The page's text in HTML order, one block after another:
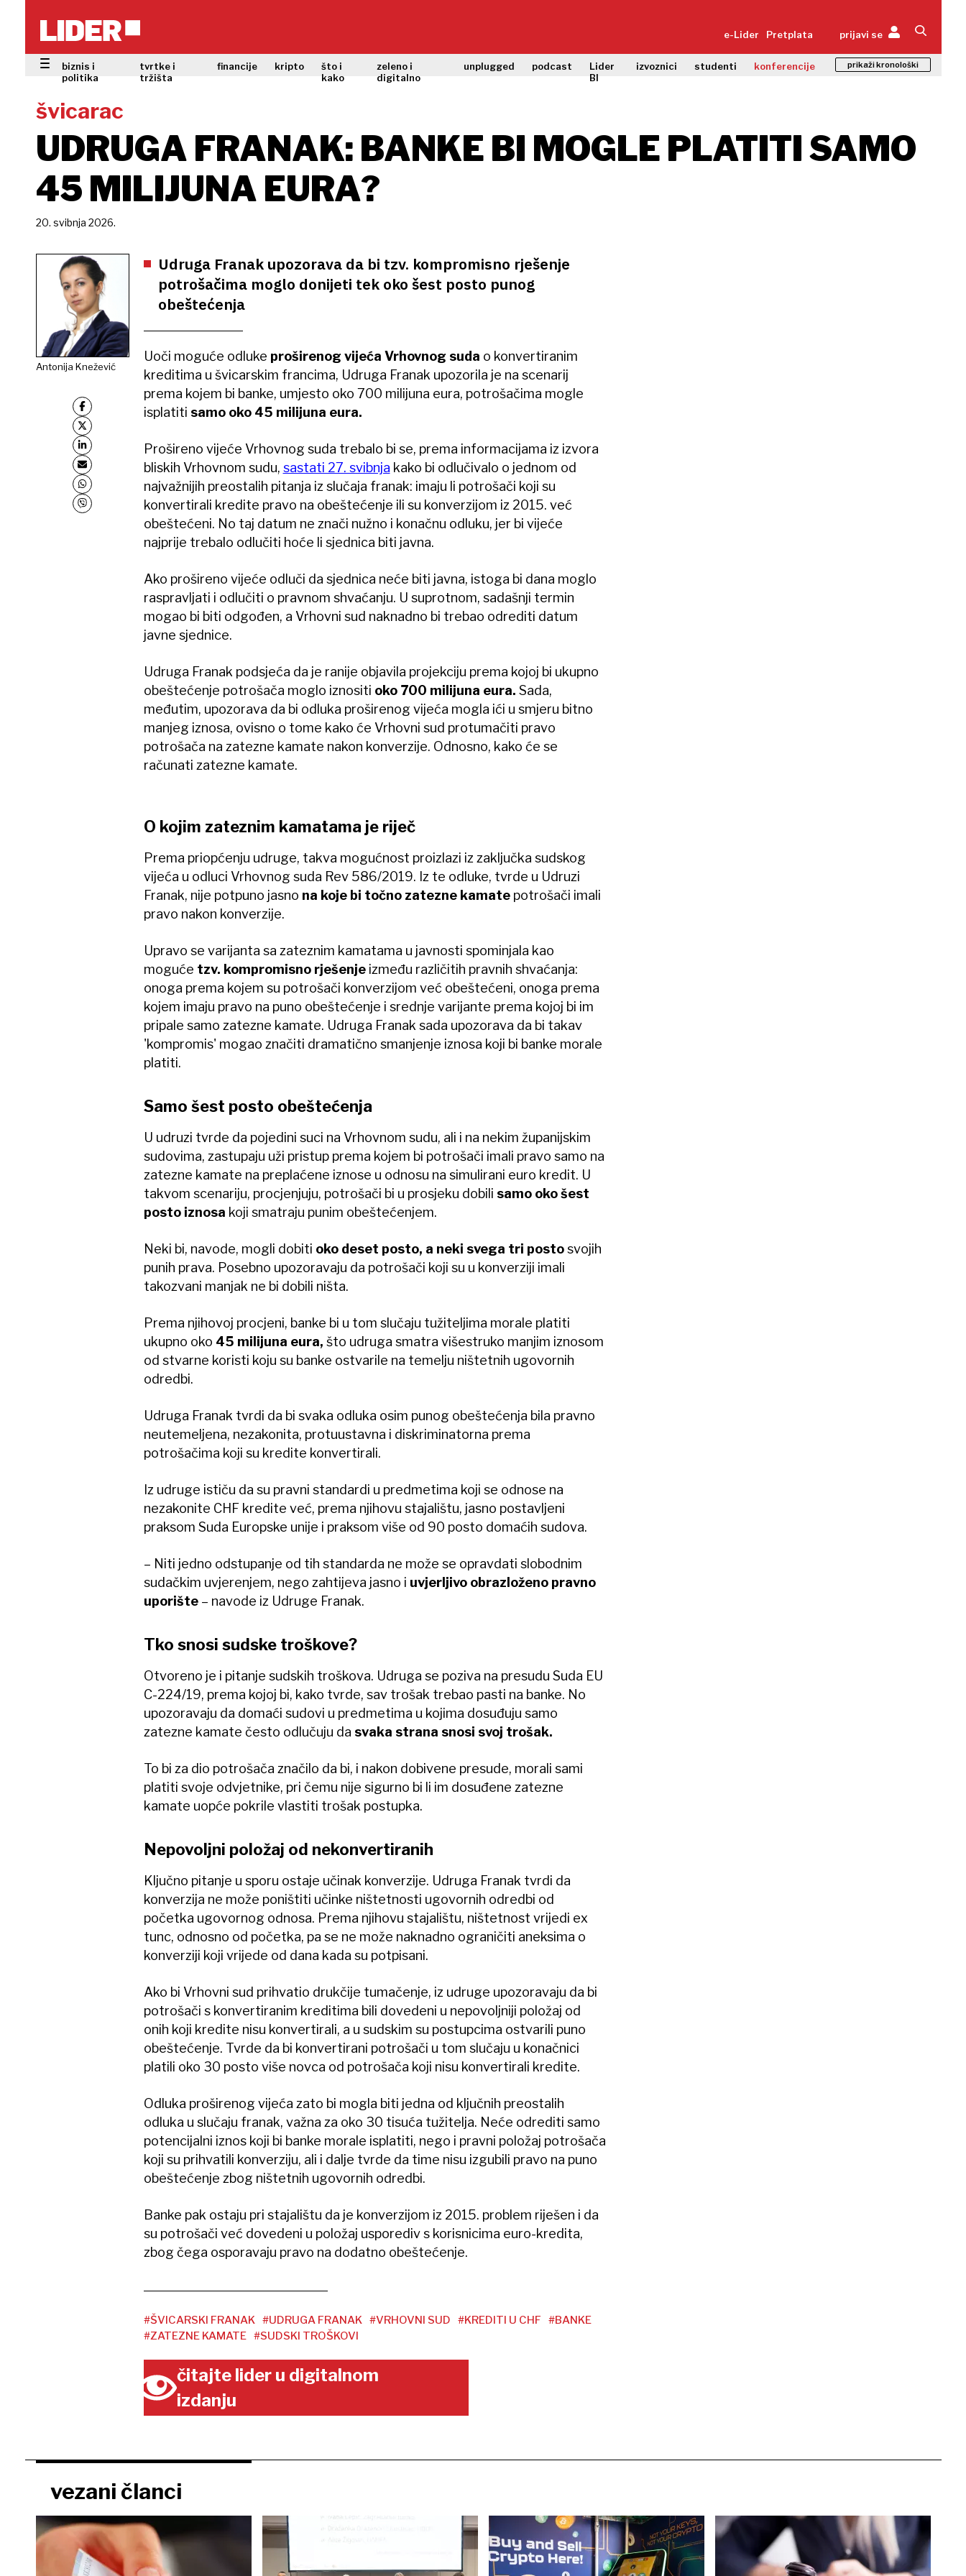
e-Lider Pretplata prijavi se
biznis i
politika
tvrtke i
tržišta
financije kripto
što i
kako
zeleno i
digitalno
unplugged podcast
Lider
BI
izvoznici studenti konferencije prikaži kronološki
švicarac
UDRUGA FRANAK: BANKE BI MOGLE PLATITI SAMO
45 MILIJUNA EURA?
20. svibnja 2026.
Antonija Knežević
Udruga Franak upozorava da bi tzv. kompromisno rješenje
potrošačima moglo donijeti tek oko šest posto punog
obeštećenja
Uoči moguće odluke proširenog vijeća Vrhovnog suda o konvertiranim
kreditima u švicarskim francima, Udruga Franak upozorila je na scenarij
prema kojem bi banke, umjesto oko 700 milijuna eura, potrošačima mogle
isplatiti samo oko 45 milijuna eura.
Prošireno vijeće Vrhovnog suda trebalo bi se, prema informacijama iz izvora
bliskih Vrhovnom sudu, sastati 27. svibnja kako bi odlučivalo o jednom od
najvažnijih preostalih pitanja iz slučaja franak: imaju li potrošači koji su
konvertirali kredite pravo na obeštećenje ili su konverzijom iz 2015. već
obeštećeni. No taj datum ne znači nužno i konačnu odluku, jer bi vijeće
najprije trebalo odlučiti hoće li sjednica biti javna.
Ako prošireno vijeće odluči da sjednica neće biti javna, istoga bi dana moglo
raspravljati i odlučiti o pravnom shvaćanju. U suprotnom, sadašnji termin
mogao bi biti odgođen, a Vrhovni sud naknadno bi trebao odrediti datum
javne sjednice.
Udruga Franak podsjeća da je ranije objavila projekciju prema kojoj bi ukupno
obeštećenje potrošača moglo iznositi oko 700 milijuna eura. Sada,
međutim, upozorava da bi odluka proširenog vijeća mogla ići u smjeru bitno
manjeg iznosa, ovisno o tome kako će Vrhovni sud protumačiti pravo
potrošača na zatezne kamate nakon konverzije. Odnosno, kako će se
računati zatezne kamate.
O kojim zateznim kamatama je riječ
Prema priopćenju udruge, takva mogućnost proizlazi iz zaključka sudskog
vijeća u odluci Vrhovnog suda Rev 586/2019. Iz te odluke, tvrde u Udruzi
Franak, nije potpuno jasno na koje bi točno zatezne kamatepotrošači imali
pravo nakon konverzije.
Upravo se varijanta sa zateznim kamatama u javnosti spominjala kao
moguće tzv. kompromisno rješenjeizmeđu različitih pravnih shvaćanja:
onoga prema kojem su potrošači konverzijom već obeštećeni, onoga prema
kojem imaju pravo na puno obeštećenje i srednje varijante prema kojoj bi im
pripale samo zatezne kamate. Udruga Franak sada upozorava da bi takav
'kompromis' mogao značiti dramatično smanjenje iznosa koji bi banke morale
platiti.
Samo šest posto obeštećenja
U udruzi tvrde da pojedini suci na Vrhovnom sudu, ali i na nekim županijskim
sudovima, zastupaju uži pristup prema kojem bi potrošači imali pravo samo na
zatezne kamate na preplaćene iznose u odnosu na simulirani euro kredit. U
takvom scenariju, procjenjuju, potrošači bi u prosjeku dobili samo oko šest
posto iznosa koji smatraju punim obeštećenjem.
Neki bi, navode, mogli dobiti oko deset posto, a neki svega tri postosvojih
punih prava. Posebno upozoravaju da potrošači koji su u konverziji imali
takozvani manjak ne bi dobili ništa.
Prema njihovoj procjeni, banke bi u tom slučaju tužiteljima morale platiti
ukupno oko 45 milijuna eura, što udruga smatra višestruko manjim iznosom
od stvarne koristi koju su banke ostvarile na temelju ništetnih ugovornih
odredbi.
Udruga Franak tvrdi da bi svaka odluka osim punog obeštećenja bila pravno
neutemeljena, nezakonita, protuustavna i diskriminatorna prema
potrošačima koji su kredite konvertirali.
Iz udruge ističu da su pravni standardi u predmetima koji se odnose na
nezakonite CHF kredite već, prema njihovu stajalištu, jasno postavljeni
praksom Suda Europske unije i praksom više od 90 posto domaćih sudova.
– Niti jedno odstupanje od tih standarda ne može se opravdati slobodnim
sudačkim uvjerenjem, nego zahtijeva jasno i uvjerljivo obrazloženo pravno
uporište– navode iz Udruge Franak.
Tko snosi sudske troškove?
Otvoreno je i pitanje sudskih troškova. Udruga se poziva na presudu Suda EU
C-224/19, prema kojoj bi, kako tvrde, sav trošak trebao pasti na banke. No
upozoravaju da domaći sudovi u predmetima u kojima dosuđuju samo
zatezne kamate često odlučuju da svaka strana snosi svoj trošak.
To bi za dio potrošača značilo da bi, i nakon dobivene presude, morali sami
platiti svoje odvjetnike, pri čemu nije sigurno bi li im dosuđene zatezne
kamate uopće pokrile vlastiti trošak postupka.
Nepovoljni položaj od nekonvertiranih
Ključno pitanje u sporu ostaje učinak konverzije. Udruga Franak tvrdi da
konverzija ne može poništiti učinke ništetnosti ugovornih odredbi od
početka ugovornog odnosa. Prema njihovu stajalištu, ništetnost vrijedi ex
tunc, odnosno od početka, pa se ne može naknadno ograničiti aneksima o
konverziji koji vrijede od dana kada su potpisani.
Ako bi Vrhovni sud prihvatio drukčije tumačenje, iz udruge upozoravaju da bi
potrošači s konvertiranim kreditima bili dovedeni u nepovoljniji položaj od
onih koji kredite nisu konvertirali, a u sudskim su postupcima ostvarili puno
obeštećenje. Tvrde da bi konvertirani potrošači u tom slučaju u konačnici
platili oko 30 posto više novca od potrošača koji nisu konvertirali kredite.
Odluka proširenog vijeća zato bi mogla biti jedna od ključnih preostalih
odluka u slučaju franak, važna za oko 30 tisuća tužitelja. Neće odrediti samo
potencijalni iznos koji bi banke morale isplatiti, nego i pravni položaj potrošača
koji su prihvatili konverziju, ali i dalje tvrde da time nisu izgubili pravo na puno
obeštećenje zbog ništetnih ugovornih odredbi.
Banke pak ostaju pri stajalištu da je konverzijom iz 2015. problem riješen i da
su potrošači već dovedeni u položaj usporediv s korisnicima euro-kredita,
zbog čega osporavaju pravo na dodatno obeštećenje.
#ŠVICARSKI FRANAK #UDRUGA FRANAK #VRHOVNI SUD #KREDITI U CHF
#BANKE
#ZATEZNE KAMATE #SUDSKI TROŠKOVI
čitajte lider u digitalnom
izdanju
vezani članci